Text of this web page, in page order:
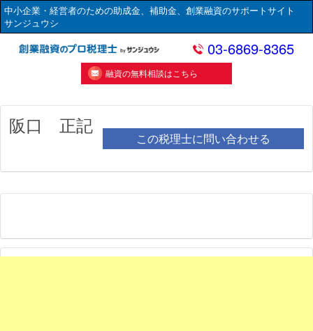
中小企業・経営者のための助成金、補助金、創業融資のサポートサイト
サンジュウシ
03-6869-8365
融資の無料相談はこちら
阪口 正記
この税理士に問い合わせる